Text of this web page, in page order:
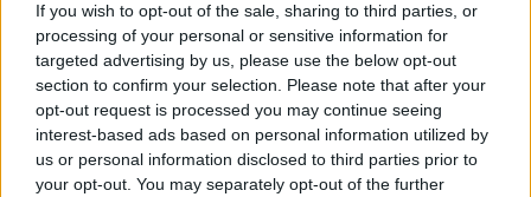
If you wish to opt-out of the sale, sharing to third parties, or
processing of your personal or sensitive information for
targeted advertising by us, please use the below opt-out
section to confirm your selection. Please note that after your
opt-out request is processed you may continue seeing
interest-based ads based on personal information utilized by
us or personal information disclosed to third parties prior to
your opt-out. You may separately opt-out of the further
Post